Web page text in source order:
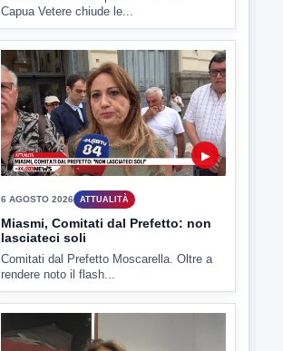
▶
Miasmi, Comitati dal Prefetto: non
lasciateci soli
Comitati dal Prefetto Moscarella. Oltre a
rendere noto il flash...